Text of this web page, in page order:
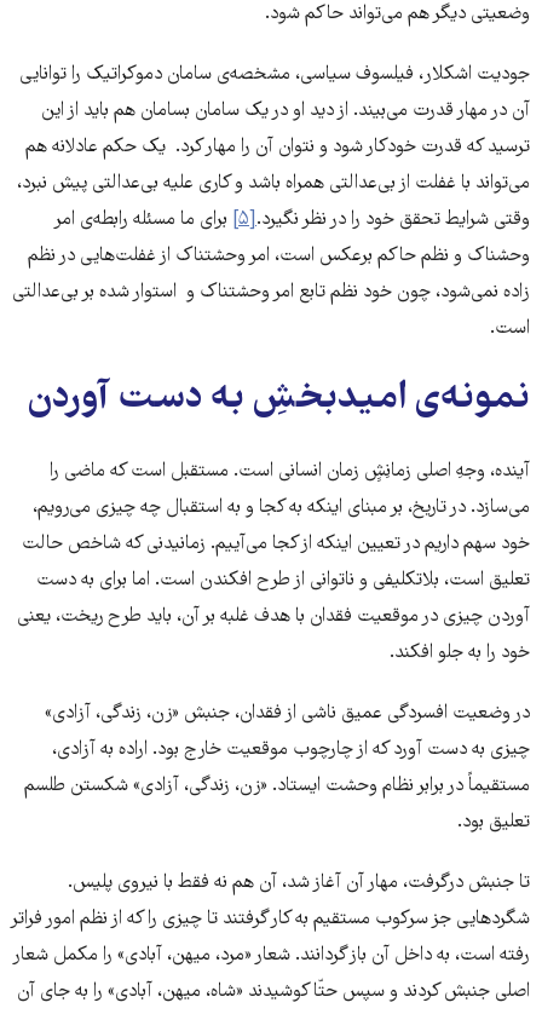
وضعیتی دیگر هم می‌تواند حاکم شود.
جودیت اشکلار، فیلسوف سیاسی، مشخصه‌ی سامان دموکراتیک را توانایی
آن در مهار قدرت می‌بیند. از دید او در یک سامان بسامان هم باید از این
ترسید که قدرت خودکار شود و نتوان آن را مهار کرد. یک حکم عادلانه هم
می‌تواند با غفلت از بی‌عدالتی همراه باشد و کاری علیه بی‌عدالتی پیش نبرد،
وقتی شرایط تحقق خود را در نظر نگیرد.[۵]
برای ما مسئله رابطه‌ی امر
وحشناک و نظم حاکم برعکس است، امر وحشتناک از غفلت‌هایی در نظم
زاده نمی‌شود، چون خود نظم تابع امر وحشتناک و استوار شده بر بی‌عدالتی
است.
نمونه‌ی امیدبخشِ به دست آوردن
آینده، وجهِ اصلی زمانِشِِ زمان انسانی است. مستقبل است که ماضی را
می‌سازد. در تاریخ، بر مبنای اینکه به کجا و به استقبال چه چیزی می‌رویم،
خود سهم داریم در تعیین اینکه از کجا می‌آییم. زمانیدنی که شاخص حالت
تعلیق است، بلاتکلیفی و ناتوانی از طرح افکندن است. اما برای به دست
آوردن چیزی در موقعیت فقدان با هدف غلبه بر آن، باید طرح ریخت، یعنی
خود را به جلو افکند.
در وضعیت افسردگی عمیق ناشی از فقدان، جنبش «زن، زندگی، آزادی»
چیزی به دست آورد که از چارچوب موقعیت خارج بود. اراده‌ به آزادی،
مستقیماً در برابر نظام وحشت ایستاد. «زن، زندگی، آزادی» شکستن طلسم
تعلیق بود.
تا جنبش درگرفت، مهار آن آغاز شد، آن هم نه فقط با نیروی پلیس.
شگردهایی جز سرکوب مستقیم به کار گرفتند تا چیزی را که از نظم امور فراتر
رفته است، به داخل آن باز گردانند. شعار «مرد، میهن، آبادی» را مکمل شعار
اصلی جنبش کردند و سپس حتّا کوشیدند «شاه، میهن، آبادی» را به جای آن